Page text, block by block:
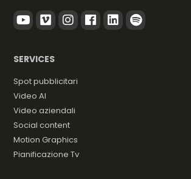
SERVICES
Spot pubblicitari
Video AI
Video aziendali
Social content
Motion Graphics
Pianificazione Tv